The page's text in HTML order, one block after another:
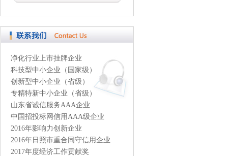
净化行业上市挂牌企业
科技型中小企业（国家级）
创新型中小企业（省级）
专精特新中小企业（省级）
山东省诚信服务AAA企业
中国招投标网信用AAA级企业
2016年影响力创新企业
2016年日照市重合同守信用企业
2017年度经济工作贡献奖